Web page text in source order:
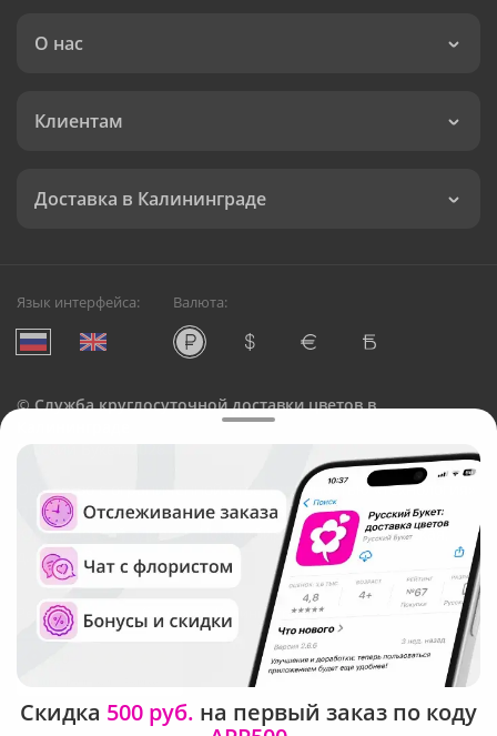
О нас
Клиентам
Доставка в Калининграде
Язык интерфейса: Валюта:
©Служба круглосуточной доставки цветов в
Русский Букет, 2026
Общество с ограниченной ответственностью «Технология»
ОГРН: 1195476081745, ИНН: 5410081997
Юридический адрес: г. Новосибирск, ул. Ипподромская,
д.42, оф. 3
Рейтинг Русского букета в г. Калининград
Скидка 500 руб. на первый заказ по коду